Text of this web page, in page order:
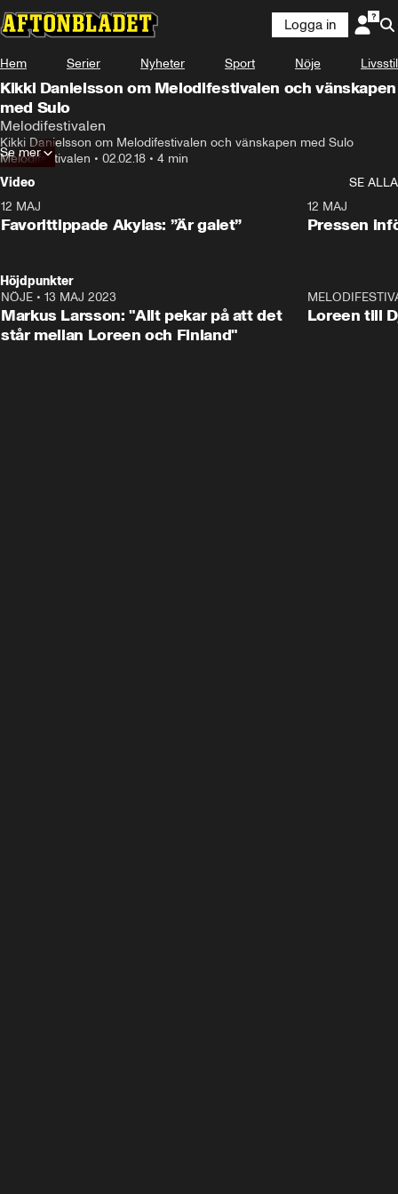
Logga in
Hem Serier Nyheter Sport Nöje Livsstil
Kikki Danielsson om Melodifestivalen och vänskapen
med Sulo
Melodifestivalen
Kikki Danielsson om Melodifestivalen och vänskapen med Sulo
Melodifestivalen • 02.02.18 • 4 min
Se mer
Video
SE ALLA
12 MAJ
Favorittippade Akylas: ”Är galet”
12 MAJ
Pressen
Höjdpunkter
NÖJE • 13 MAJ 2023
Markus Larsson: "Allt pekar på att det
står mellan Loreen och Finland"
Loreen till